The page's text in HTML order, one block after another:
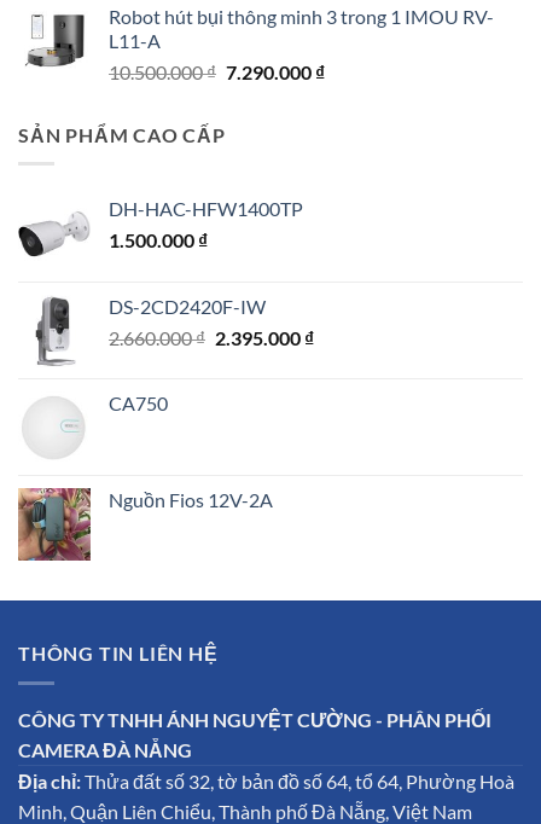
là:
tại
1.150.000 ₫.
Robot hút bụi thông minh 3 trong 1 IMOU RV-
L11-A
10.500.000₫ Giá
7.290.000 ₫Giá
SẢN PHẨM CAO CẤP
DH-HAC-HFW1400TP
1.500.000 ₫
DS-2CD2420F-IW
2.660.000₫ Giá
2.395.000 ₫Giá
CA750
Nguồn Fios 12V-2A
THÔNG TIN LIÊN HỆ
CÔNG TY TNHH ÁNH NGUYỆT CƯỜNG - PHÂN PHỐI
CAMERA ĐÀ NẴNG
Địa chỉ:Thửa đất số 32, tờ bản đồ số 64, tổ 64, Phường Hoà
Minh, Quận Liên Chiểu, Thành phố Đà Nẵng, Việt Nam